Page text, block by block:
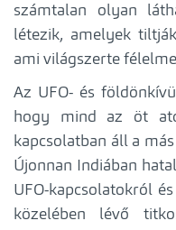
számtalan olyan
létezik, amelyek
ami világszerte
Az UFO- és
hogy mind az öt
kapcsolatban áll a
Újonnan Indiában
UFO-kapcsolatokról
közelében lévő